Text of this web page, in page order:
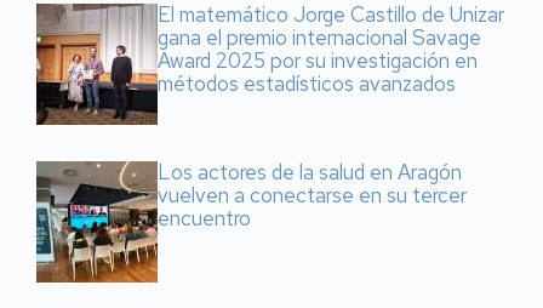
El matemático Jorge Castillo de Unizar
gana el premio internacional Savage
Award 2025 por su investigación en
métodos estadísticos avanzados
Los actores de la salud en Aragón
vuelven a conectarse en su tercer
encuentro